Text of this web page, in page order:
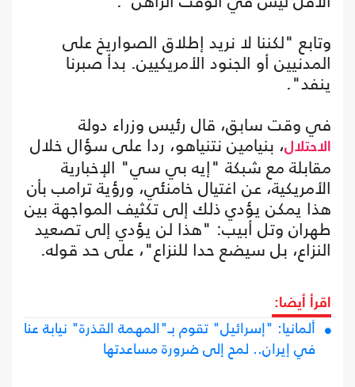
وتابع "لكننا لا نريد إطلاق الصواريخ على
المدنيين أو الجنود الأمريكيين. بدأ صبرنا
ينفد".
في وقت سابق، قال رئيس وزراء دولة
الاحتلال، بنيامين نتنياهو، ردا على سؤال خلال
مقابلة مع شبكة "إيه بي سي" الإخبارية
الأمريكية، عن اغتيال خامنئي، ورؤية ترامب بأن
هذا يمكن يؤدي ذلك إلى تكثيف المواجهة بين
طهران وتل أبيب: "هذا لن يؤدي إلى تصعيد
النزاع، بل سيضع حدا للنزاع"، على حد قوله.
اقرأ أيضا:
ألمانيا: "إسرائيل" تقوم بـ"المهمة القذرة" نيابة عنا
في إيران.. لمح إلى ضرورة مساعدتها